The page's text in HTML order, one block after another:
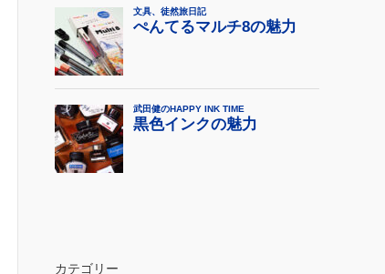
カテゴリー